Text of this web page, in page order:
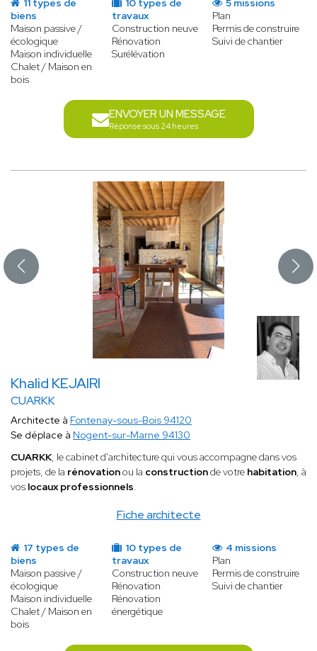
11 types de
biens
Maison passive /
écologique
Maison individuelle
Chalet / Maison en
bois
10 types de
travaux
Construction neuve
Rénovation
Surélévation
5 missions
Plan
Permis de construire
Suivi de chantier
ENVOYER UN MESSAGE
Réponse sous 24 heures
Khalid KEJAIRI
CUARKK
Fiche architecte
Architecte à Fontenay-sous-Bois 94120
Se déplace à Nogent-sur-Marne 94130
CUARKK, le cabinet d'architecture qui vous accompagne dans vos
projets, de la rénovationou la constructionde votre habitation, à
vos locaux professionnels.
17 types de
biens
Maison passive /
écologique
Maison individuelle
Chalet / Maison en
bois
10 types de
travaux
Construction neuve
Rénovation
Rénovation
énergétique
4 missions
Plan
Permis de construire
Suivi de chantier